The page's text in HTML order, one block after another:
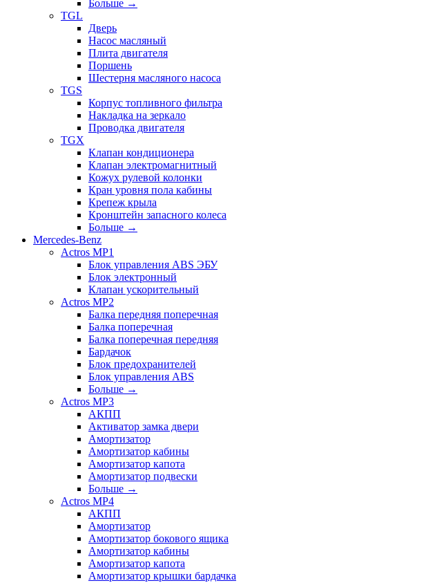
Больше →
TGL
Дверь
Насос масляный
Плита двигателя
Поршень
Шестерня масляного насоса
TGS
Корпус топливного фильтра
Накладка на зеркало
Проводка двигателя
TGX
Клапан кондиционера
Клапан электромагнитный
Кожух рулевой колонки
Кран уровня пола кабины
Крепеж крыла
Кронштейн запасного колеса
Больше →
Mercedes-Benz
Actros MP1
Блок управления ABS ЭБУ
Блок электронный
Клапан ускорительный
Actros MP2
Балка передняя поперечная
Балка поперечная
Балка поперечная передняя
Бардачок
Блок предохранителей
Блок управления ABS
Больше →
Actros MP3
АКПП
Активатор замка двери
Амортизатор
Амортизатор кабины
Амортизатор капота
Амортизатор подвески
Больше →
Actros MP4
АКПП
Амортизатор
Амортизатор бокового ящика
Амортизатор кабины
Амортизатор капота
Амортизатор крышки бардачка